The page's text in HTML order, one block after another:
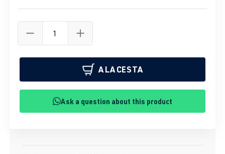
A LA CESTA
Ask a question about this product